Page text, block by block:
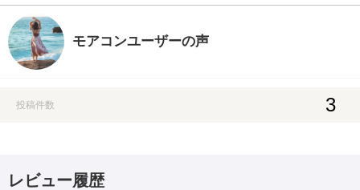
モアコンユーザーの声
投稿件数 3
レビュー履歴